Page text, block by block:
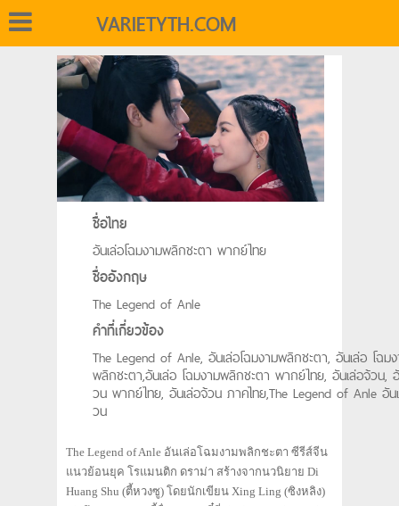
VARIETYTH.COM
ชื่อไทย
อันเล่อโฉมงามพลิกชะตา พากย์ไทย
ชื่ออังกฤษ
The Legend of Anle
คำที่เกี่ยวข้อง
The Legend of Anle, อันเล่อโฉมงามพลิกชะตา, อันเล่อ โฉม
พลิกชะตา,อันเล่อ โฉมงามพลิกชะตา พากย์ไทย, อันเล่อจ้วน,
วน พากย์ไทย, อันเล่อจ้วน ภาคไทย,The Legend of Anle อัน
วน
The Legend of Anle อันเล่อโฉมงามพลิกชะตา ซีรีส์จีน
แนวย้อนยุค โรแมนติก ดราม่า สร้างจากนวนิยาย Di
Huang Shu (ตี้หวงซู) โดยนักเขียน Xing Ling (ซิงหลิง)